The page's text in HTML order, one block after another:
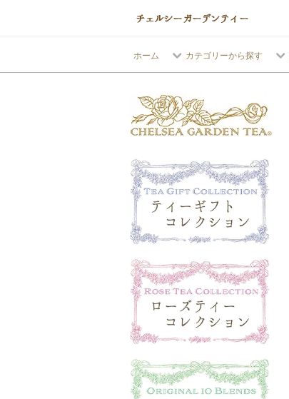
ホーム カテゴリーから探す